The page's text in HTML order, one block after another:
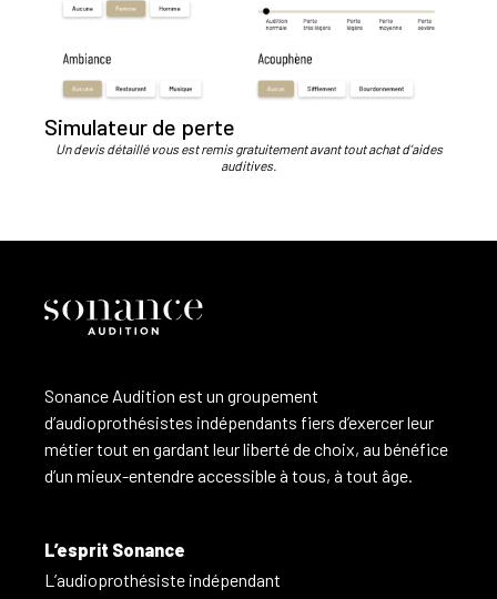
Simulateur de perte
Un devis détaillé vous est remis gratuitement avant tout achat d’aides
auditives.
Sonance Audition est un groupement
d’audioprothésistes indépendants fiers d’exercer leur
métier tout en gardant leur liberté de choix, au bénéfice
d’un mieux-entendre accessible à tous, à tout âge.
L’esprit Sonance
L’audioprothésiste indépendant